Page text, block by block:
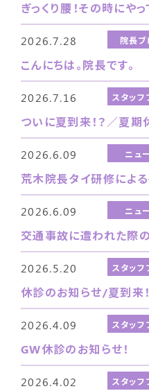
ぎっくり腰！その時にや
2026.7.28 院長ブ
こんにちは。院長です。
2026.7.16 スタッフ
ついに夏到来！？／夏期
2026.6.09 ニュ
荒木院長タイ研修によ
2026.6.09 ニュ
交通事故に遭われた際
2026.5.20 スタッフ
休診のお知らせ/夏到来！
2026.4.09 スタッフ
GW休診のお知らせ！
2026.4.02 スタッフ